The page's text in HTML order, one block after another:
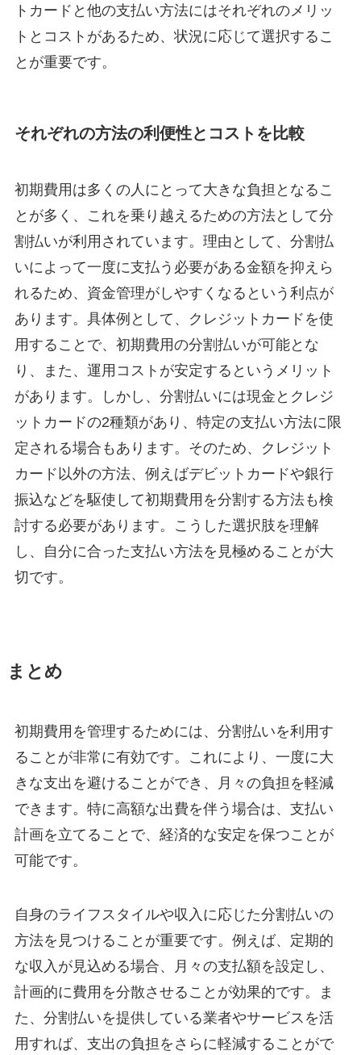
トカードと他の支払い方法にはそれぞれのメリッ
トとコストがあるため、状況に応じて選択するこ
とが重要です。
それぞれの方法の利便性とコストを比較
初期費用は多くの人にとって大きな負担となるこ
とが多く、これを乗り越えるための方法として分
割払いが利用されています。理由として、分割払
いによって一度に支払う必要がある金額を抑えら
れるため、資金管理がしやすくなるという利点が
あります。具体例として、クレジットカードを使
用することで、初期費用の分割払いが可能とな
り、また、運用コストが安定するというメリット
があります。しかし、分割払いには現金とクレジ
ットカードの2種類があり、特定の支払い方法に限
定される場合もあります。そのため、クレジット
カード以外の方法、例えばデビットカードや銀行
振込などを駆使して初期費用を分割する方法も検
討する必要があります。こうした選択肢を理解
し、自分に合った支払い方法を見極めることが大
切です。
まとめ
初期費用を管理するためには、分割払いを利用す
ることが非常に有効です。これにより、一度に大
きな支出を避けることができ、月々の負担を軽減
できます。特に高額な出費を伴う場合は、支払い
計画を立てることで、経済的な安定を保つことが
可能です。
自身のライフスタイルや収入に応じた分割払いの
方法を見つけることが重要です。例えば、定期的
な収入が見込める場合、月々の支払額を設定し、
計画的に費用を分散させることが効果的です。ま
た、分割払いを提供している業者やサービスを活
用すれば、支出の負担をさらに軽減することがで